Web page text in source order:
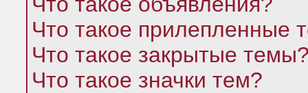
Что такое прилепленные
Что такое закрытые
Что такое значки тем?